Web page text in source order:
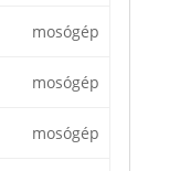
mosógép
mosógép
mosógép